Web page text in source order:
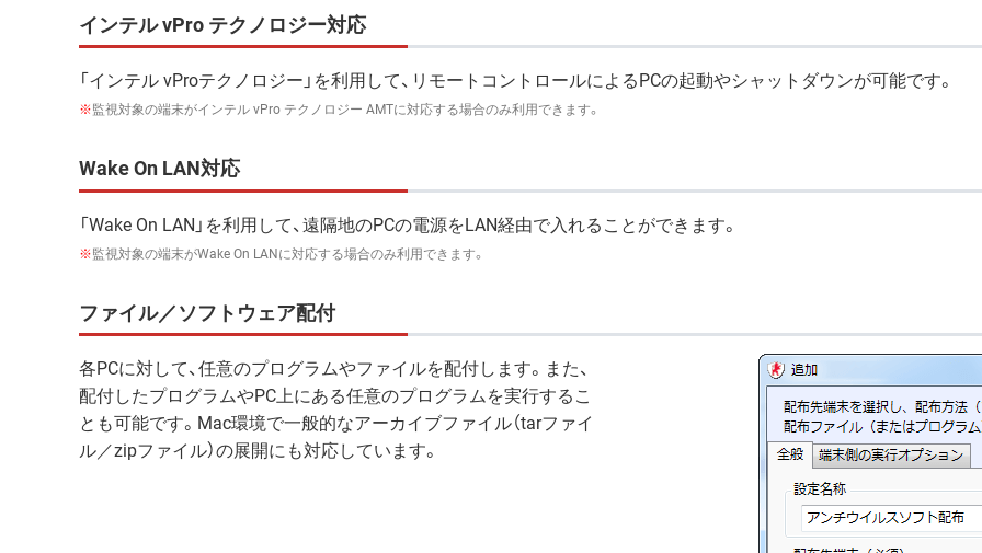
インテル vPro テクノロジー対応
「インテル vProテクノロジー」を利用して、リモートコントロールによるPCの起動やシャットダウンが可能です。
※監視対象の端末がインテル vPro テクノロジー AMTに対応する場合のみ利用できます。
Wake On LAN対応
「Wake On LAN」を利用して、遠隔地のPCの電源をLAN経由で入れることができます。
※監視対象の端末がWake On LANに対応する場合のみ利用できます。
ファイル／ソフトウェア配付
各PCに対して、任意のプログラムやファイルを配付します。また、
配付したプログラムやPC上にある任意のプログラムを実行するこ
とも可能です。Mac環境で一般的なアーカイブファイル（tarファイ
ル／zipファイル）の展開にも対応しています。